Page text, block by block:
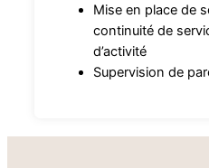
Mise en place de
continuité de
d’activité
Supervision de